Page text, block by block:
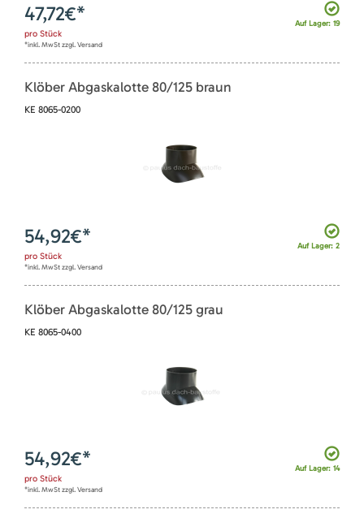
Auf Lager: 19
47,72€*
pro Stück
*inkl. MwSt zzgl. Versand
Klöber Abgaskalotte 80/125 braun
KE 8065-0200
Auf Lager: 2
54,92€*
pro Stück
*inkl. MwSt zzgl. Versand
Klöber Abgaskalotte 80/125 grau
KE 8065-0400
Auf Lager: 14
54,92€*
pro Stück
*inkl. MwSt zzgl. Versand